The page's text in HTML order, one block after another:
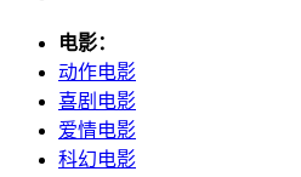
电影：
动作电影
喜剧电影
爱情电影
科幻电影